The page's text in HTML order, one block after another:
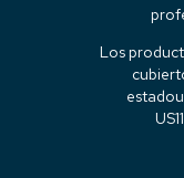
Los